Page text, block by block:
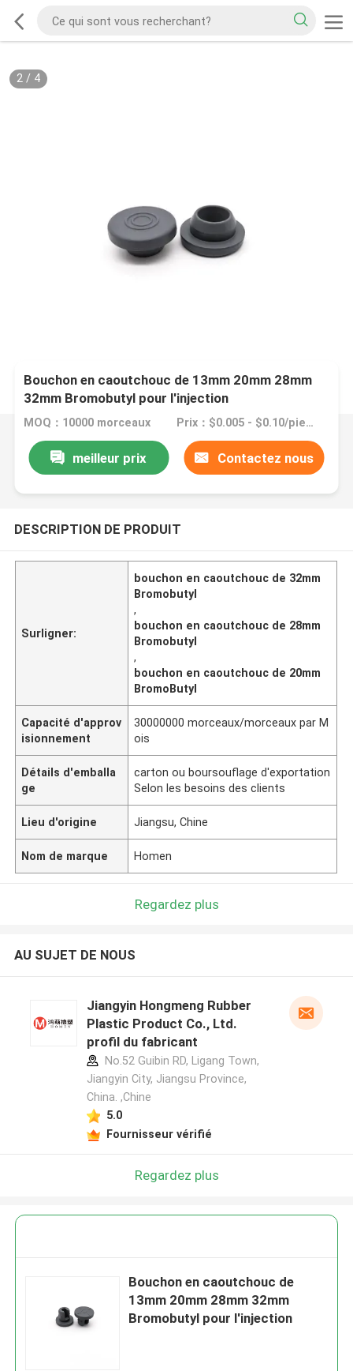
2/ 4
Bouchon en caoutchouc de 13mm 20mm 28mm
32mm Bromobutyl pour l'injection
MOQ：10000 morceaux Prix：$0.005 - $0.10/pieces
meilleur prix Contactez nous
DESCRIPTION DE PRODUIT
Surligner:
bouchon en caoutchouc de 32mm
Bromobutyl
,
bouchon en caoutchouc de 28mm
Bromobutyl
,
bouchon en caoutchouc de 20mm
BromoButyl
Capacité d'approv
isionnement
30000000 morceaux/morceaux par M
ois
Détails d'emballa
ge
carton ou boursouflage d'exportation
Selon les besoins des clients
Lieu d'origine Jiangsu, Chine
Nom de marque Homen
Regardez plus
AU SUJET DE NOUS
Jiangyin Hongmeng Rubber
Plastic Product Co., Ltd.
profil du fabricant
No.52 Guibin RD, Ligang Town,
Jiangyin City, Jiangsu Province,
China. ,Chine
5.0
Fournisseur vérifié
Regardez plus
Bouchon en caoutchouc de
13mm 20mm 28mm 32mm
Bromobutyl pour l'injection